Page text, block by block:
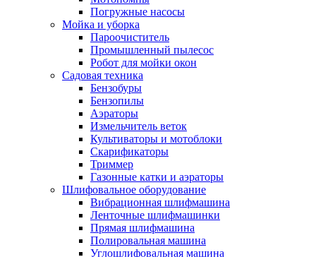
Погружные насосы
Мойка и уборка
Пароочиститель
Промышленный пылесос
Робот для мойки окон
Садовая техника
Бензобуры
Бензопилы
Аэраторы
Измельчитель веток
Культиваторы и мотоблоки
Скарификаторы
Триммер
Газонные катки и аэраторы
Шлифовальное оборудование
Вибрационная шлифмашина
Ленточные шлифмашинки
Прямая шлифмашина
Полировальная машина
Углошлифовальная машина